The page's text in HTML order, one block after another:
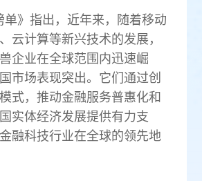
单》指出，近年来，随着移动
云计算等新兴技术的发展，
企业在全球范围内迅速崛
市场表现突出。它们通过创
式，推动金融服务普惠化和
实体经济发展提供有力支
融科技行业在全球的领先地